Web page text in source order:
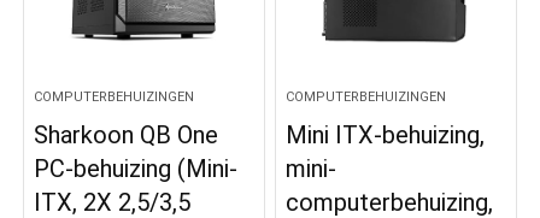
COMPUTERBEHUIZINGEN
Sharkoon QB One
PC-behuizing (Mini-
ITX, 2X 2,5/3,5
COMPUTERBEHUIZINGEN
Mini ITX-behuizing,
mini-
computerbehuizing,